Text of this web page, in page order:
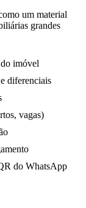
um material
grandes
imóvel
diferenciais
vagas)
do WhatsApp